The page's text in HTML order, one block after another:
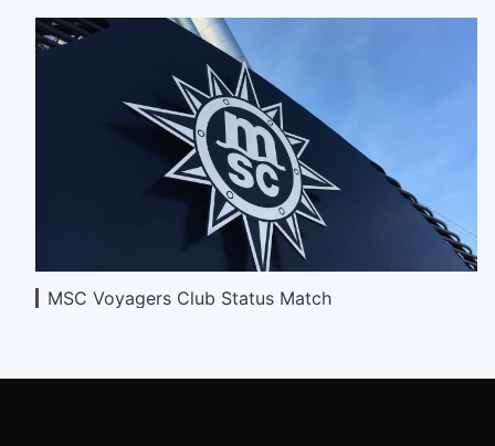
MSC Voyagers Club Status Match